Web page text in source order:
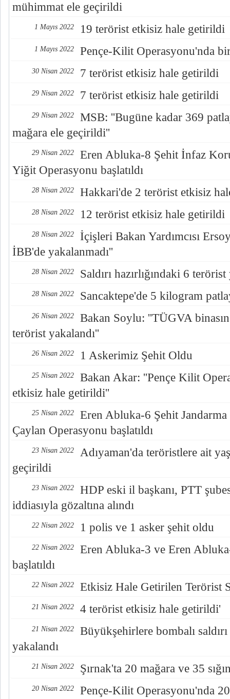
mühimmat ele geçirildi
1 Mayıs 2022 19 terörist etkisiz hale getirildi
1 Mayıs 2022 Pençe-Kilit Operasyonu'nda
30 Nisan 2022 7 terörist etkisiz hale getirildi
29 Nisan 2022 7 terörist etkisiz hale getirildi
29 Nisan 2022
MSB: ''Bugüne kadar 369
mağara ele geçirildi''
29 Nisan 2022
Eren Abluka-8 Şehit İnfaz
Yiğit Operasyonu başlatıldı
28 Nisan 2022 Hakkari'de 2 terörist etkisiz
28 Nisan 2022 12 terörist etkisiz hale getirildi
28 Nisan 2022
İçişleri Bakan Yardımcısı
İBB'de yakalanmadı''
28 Nisan 2022 Saldırı hazırlığındaki 6
28 Nisan 2022 Sancaktepe'de 5 kilogram
26 Nisan 2022
Bakan Soylu: ''TÜGVA
terörist yakalandı''
26 Nisan 2022 1 Askerimiz Şehit Oldu
25 Nisan 2022
Bakan Akar: ''Pençe Kilit
etkisiz hale getirildi''
25 Nisan 2022
Eren Abluka-6 Şehit
Çaylan Operasyonu başlatıldı
23 Nisan 2022
Adıyaman'da teröristlere ait
geçirildi
23 Nisan 2022
HDP eski il başkanı, PTT
iddiasıyla gözaltına alındı
22 Nisan 2022 1 polis ve 1 asker şehit oldu
22 Nisan 2022
Eren Abluka-3 ve Eren
başlatıldı
22 Nisan 2022 Etkisiz Hale Getirilen Terörist
21 Nisan 2022 4 terörist etkisiz hale getirildi'
21 Nisan 2022
Büyükşehirlere bombalı
yakalandı
21 Nisan 2022 Şırnak'ta 20 mağara ve 35
20 Nisan 2022
Pençe-Kilit Operasyonu'nda